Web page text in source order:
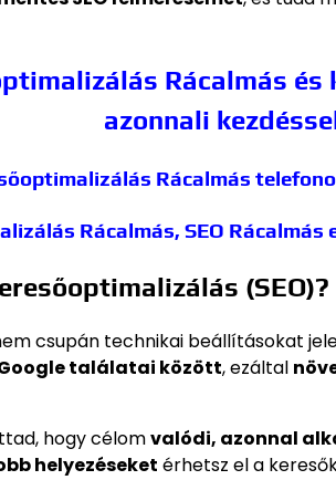
Rácalmás
azonnali
Rácalmás
Rácalmás, SEO Rácalmás
(SEO)?
csupán technikai beállításokat
találatai között, ezáltal
hogy célomvalódi, azonnal
helyezéseket érhetsz el a